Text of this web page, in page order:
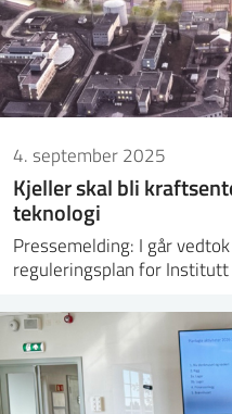
4. september 2025
Kjeller skal bli
teknologi
Pressemelding: I går
reguleringsplan for